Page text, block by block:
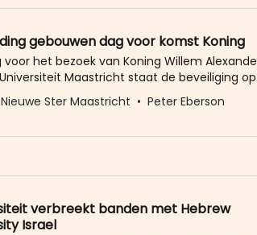
gebouwen dag voor komst Koning
voor het bezoek van Koning Willem
Maastricht staat de beveiliging op
de bekladdingen van universiteitsgebouwen
Palestina actievoerders. De gebouwen van
leuzen. Het betreft zes gebouwen die
Ster Maastricht Peter Eberson
verbreekt banden met Hebrew
Israel